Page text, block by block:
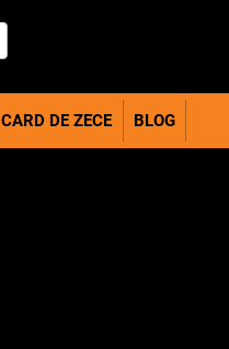
CARD DE ZECE BLOG